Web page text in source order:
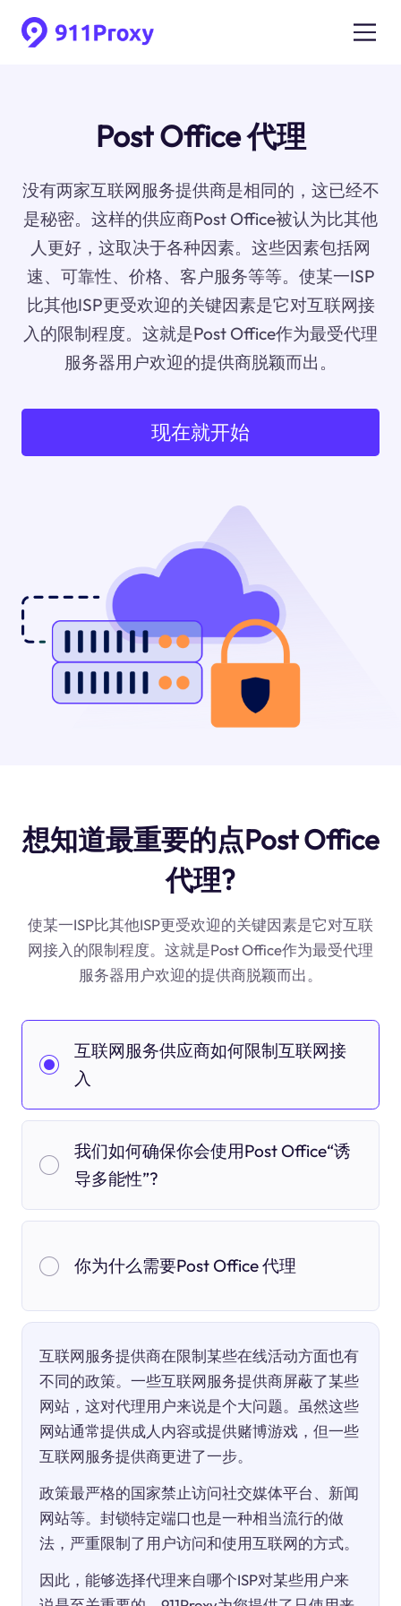
Post Office 代理
没有两家互联网服务提供商是相同的，这已经不
是秘密。这样的供应商Post Office被认为比其他
人更好，这取决于各种因素。这些因素包括网
速、可靠性、价格、客户服务等等。使某一ISP
比其他ISP更受欢迎的关键因素是它对互联网接
入的限制程度。这就是Post Office作为最受代理
服务器用户欢迎的提供商脱颖而出。
现在就开始
想知道最重要的点Post Office
代理?
使某一ISP比其他ISP更受欢迎的关键因素是它对互联
网接入的限制程度。这就是Post Office作为最受代理
服务器用户欢迎的提供商脱颖而出。
互联网服务供应商如何限制互联网接
入
我们如何确保你会使用Post Office“诱
导多能性”?
你为什么需要Post Office 代理
互联网服务提供商在限制某些在线活动方面也有
不同的政策。一些互联网服务提供商屏蔽了某些
网站，这对代理用户来说是个大问题。虽然这些
网站通常提供成人内容或提供赌博游戏，但一些
互联网服务提供商更进了一步。
政策最严格的国家禁止访问社交媒体平台、新闻
网站等。封锁特定端口也是一种相当流行的做
法，严重限制了用户访问和使用互联网的方式。
因此，能够选择代理来自哪个ISP对某些用户来